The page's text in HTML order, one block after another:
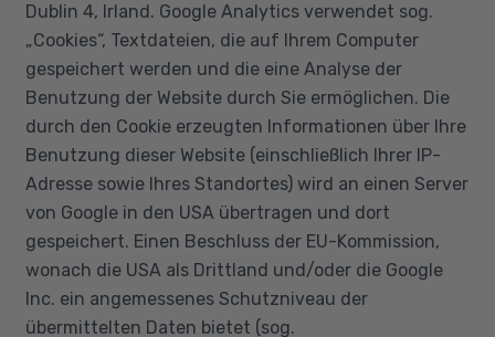
Dublin 4, Irland. Google Analytics verwendet sog.
„Cookies“, Textdateien, die auf Ihrem Computer
gespeichert werden und die eine Analyse der
Benutzung der Website durch Sie ermöglichen. Die
durch den Cookie erzeugten Informationen über Ihre
Benutzung dieser Website (einschließlich Ihrer IP-
Adresse sowie Ihres Standortes) wird an einen Server
von Google in den USA übertragen und dort
gespeichert. Einen Beschluss der EU-Kommission,
wonach die USA als Drittland und/oder die Google
Inc. ein angemessenes Schutzniveau der
übermittelten Daten bietet (sog.